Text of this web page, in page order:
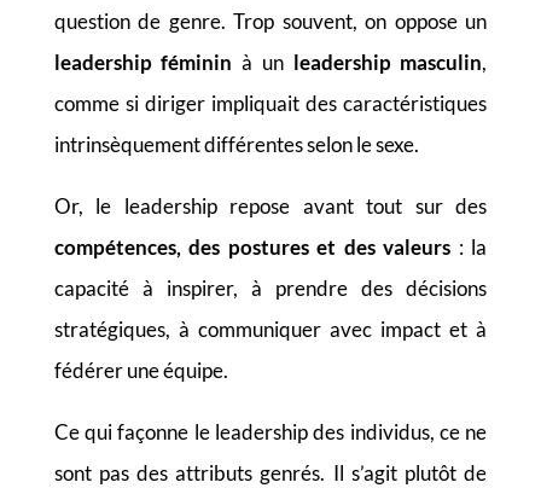
question de genre. Trop souvent, on oppose un
leadership féminin à un leadership masculin,
comme si diriger impliquait des caractéristiques
intrinsèquement différentes selon le sexe.
Or, le leadership repose avant tout sur des
compétences, des postures et des valeurs : la
capacité à inspirer, à prendre des décisions
stratégiques, à communiquer avec impact et à
fédérer une équipe.
Ce qui façonne le leadership des individus, ce ne
sont pas des attributs genrés. Il s’agit plutôt de